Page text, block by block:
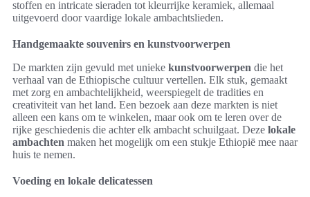
stoffen en intricate sieraden tot kleurrijke keramiek, allemaal
uitgevoerd door vaardige lokale ambachtslieden.
Handgemaakte souvenirs en kunstvoorwerpen
De markten zijn gevuld met unieke kunstvoorwerpen die het
verhaal van de Ethiopische cultuur vertellen. Elk stuk, gemaakt
met zorg en ambachtelijkheid, weerspiegelt de tradities en
creativiteit van het land. Een bezoek aan deze markten is niet
alleen een kans om te winkelen, maar ook om te leren over de
rijke geschiedenis die achter elk ambacht schuilgaat. Deze lokale
ambachten maken het mogelijk om een stukje Ethiopië mee naar
huis te nemen.
Voeding en lokale delicatessen